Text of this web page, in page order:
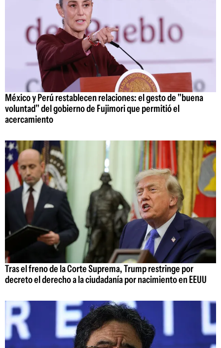
México y Perú restablecen relaciones: el gesto de "buena
voluntad" del gobierno de Fujimori que permitió el
acercamiento
Tras el freno de la Corte Suprema, Trump restringe por
decreto el derecho a la ciudadanía por nacimiento en EEUU